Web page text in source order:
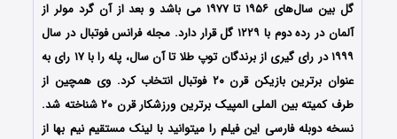
گل بین سال‌های ۱۹۵۶ تا ۱۹۷۷ می ‌باشد و بعد از آن گرد مولر از
آلمان در رده دوم با ۱۲۲۹ گل قرار دارد. مجله فرانس فوتبال در سال
۱۹۹۹ در رای ‌گیری از برندگان توپ طلا تا آن سال، پله را با ۱۷ رای به
عنوان برترین بازیکن قرن ۲۰ فوتبال انتخاب کرد. وی همچین از
طرف کمیته بین الملی المپیک برترین ورزشکار قرن ۲۰ شناخته شد.
نسخه دوبله فارسی این فیلم را میتوانید با لینک مستقیم نیم بها از